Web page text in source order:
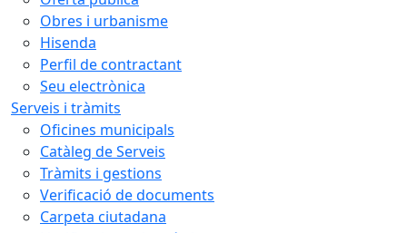
Obres i urbanisme
Hisenda
Perfil de contractant
Seu electrònica
Serveis i tràmits
Oficines municipals
Catàleg de Serveis
Tràmits i gestions
Verificació de documents
Carpeta ciutadana